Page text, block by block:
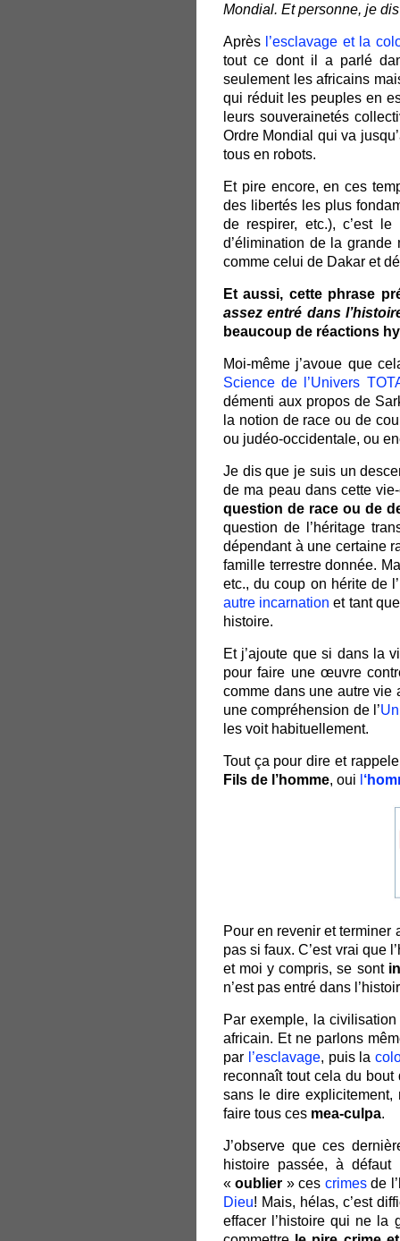
Mondial. Et personne, je
Après l’esclavage et la
tout ce dont il a parlé
seulement les africains
qui réduit les peuples en
leurs souverainetés
Ordre Mondial qui va
tous en robots.
Et pire encore, en ces
des libertés les plus
de respirer, etc.), c’est
d’élimination de la
comme celui de Dakar et
Et aussi, cette phrase
assez entré dans
beaucoup de réactions
Moi-même j’avoue que
Science de l’Univers
démenti aux propos de
la notion de race ou de
ou judéo-occidentale, ou
Je dis que je suis un
de ma peau dans cette
question de race ou de
question de l’héritage
dépendant à une certaine
famille terrestre donnée.
etc., du coup on hérite de
autre incarnation et tant
histoire.
Et j’ajoute que si dans la
pour faire une œuvre
comme dans une autre vie
une compréhension de l’
les voit habituellement.
Tout ça pour dire et
Fils de l’homme, oui
Pour en revenir et terminer
pas si faux. C’est vrai que
et moi y compris, se sont
n’est pas entré dans
Par exemple, la
africain. Et ne parlons
par l’esclavage, puis la
reconnaît tout cela du
sans le dire
faire tous ces mea-culpa.
J’observe que ces
histoire passée, à
«oublier » ces crimesde
Dieu! Mais, hélas, c’est
effacer l’histoire qui ne